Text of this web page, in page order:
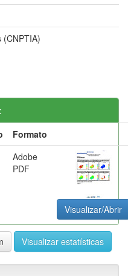
(CNPTIA)
Formato
Adobe
PDF
Visualizar/Abrir
Visualizar estatísticas